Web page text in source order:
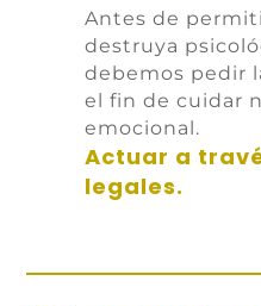
Antes de
destruya
debemos pedir
el fin de cuidar
emocional.
Actuar a
legales.